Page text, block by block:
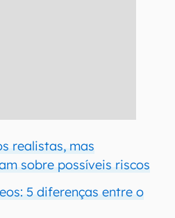
realistas, mas
sobre possíveis riscos
5 diferenças entre o